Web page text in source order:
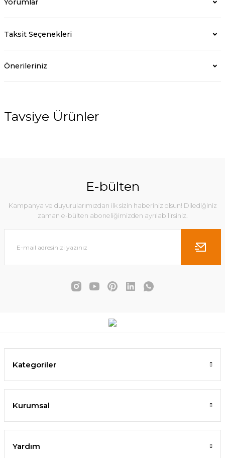
Taksit Seçenekleri
Önerileriniz
Tavsiye Ürünler
Elegance Şezlong
6.720,00 TL
3.526,00 TL
E-bülten
Kampanya ve duyurularımızdan ilk sizin haberiniz olsun! Dilediğiniz
zaman e-bülten aboneliğimizden ayrılabilirsiniz.
Kategoriler
Kurumsal
Yardım